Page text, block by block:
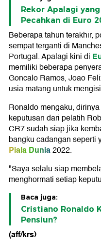
Rekor Apalagi
Pecahkan di Euro
Beberapa tahun terakhir,
sempat terganti di
Portugal. Apalagi kini di
memiliki beberapa
Goncalo Ramos, Joao
usia matang untuk
Ronaldo mengaku,
keputusan dari pelatih
CR7 sudah siap jika
bangku cadangan seperti
Piala Dunia2022.
"Saya selalu siap
menghormati setiap
Baca juga:
Cristiano Ronaldo
Pensiun?
(aff/krs)